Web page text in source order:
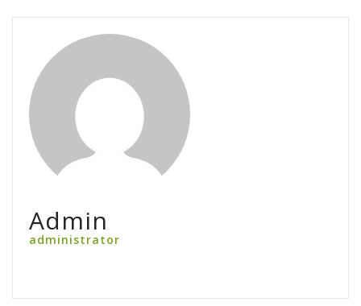
Admin
administrator